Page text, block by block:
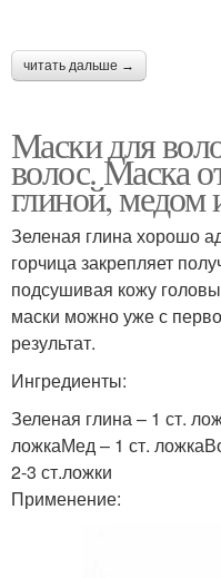
читать дальше →
Маски для
волос. Маска
глиной, медом
Зеленая глина хорошо
горчица закрепляет
подсушивая кожу
маски можно уже с
результат.
Ингредиенты:
Зеленая глина – 1 ст.
ложкаМед – 1 ст.
2-3 ст.ложки
Применение: